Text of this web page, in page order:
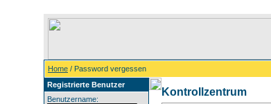
Home / Password vergessen
Registrierte Benutzer
Benutzername:
Kontrollzentrum